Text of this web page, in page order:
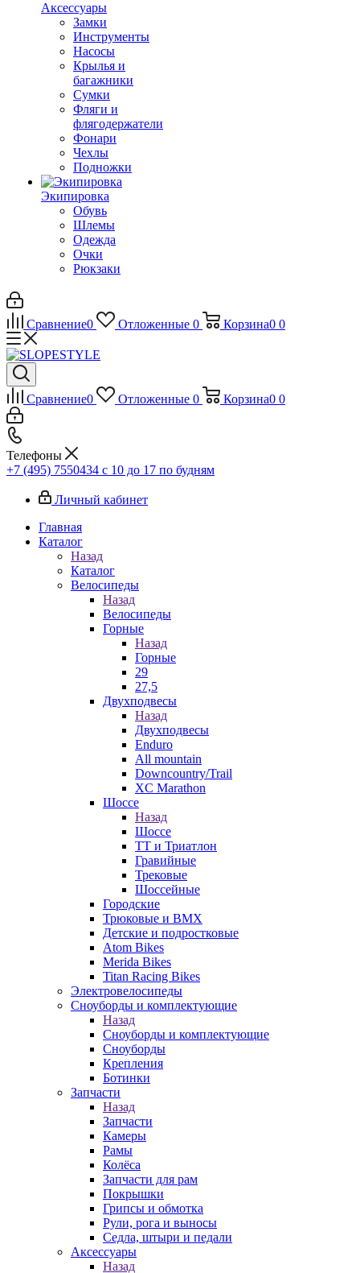
Аксессуары
Замки
Инструменты
Насосы
Крылья и
багажники
Сумки
Фляги и
флягодержатели
Фонари
Чехлы
Подножки
Экипировка
Обувь
Шлемы
Одежда
Очки
Рюкзаки
Сравнение0 Отложенные 0 Корзина0 0
Сравнение0 Отложенные 0 Корзина0 0
Телефоны
+7 (495) 7550434 с 10 до 17 по будням
Личный кабинет
Главная
Каталог
Назад
Каталог
Велосипеды
Назад
Велосипеды
Горные
Назад
Горные
29
27,5
Двухподвесы
Назад
Двухподвесы
Enduro
All mountain
Downcountry/Trail
XC Marathon
Шоссе
Назад
Шоссе
ТТ и Триатлон
Гравийные
Трековые
Шоссейные
Городские
Трюковые и BMX
Детские и подростковые
Atom Bikes
Merida Bikes
Titan Racing Bikes
Электровелосипеды
Cноуборды и комплектующие
Назад
Cноуборды и комплектующие
Сноуборды
Крепления
Ботинки
Запчасти
Назад
Запчасти
Камеры
Рамы
Колёса
Запчасти для рам
Покрышки
Грипсы и обмотка
Рули, рога и выносы
Седла, штыри и педали
Аксессуары
Назад